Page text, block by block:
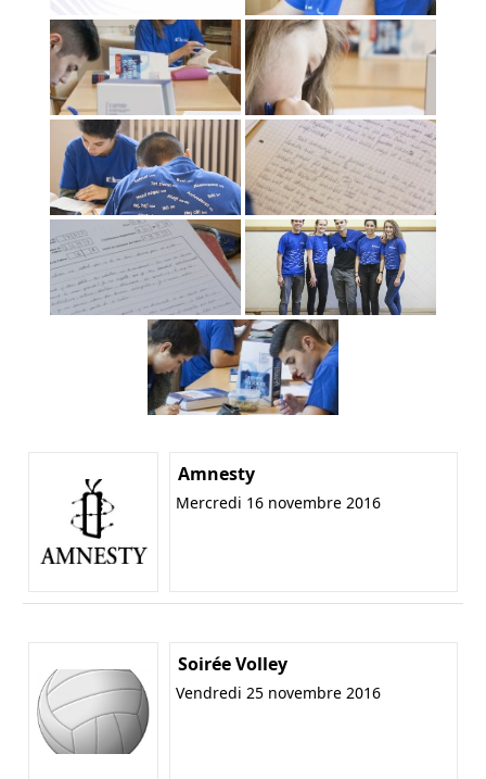
Amnesty
Mercredi 16 novembre 2016
Soirée Volley
Vendredi 25 novembre 2016